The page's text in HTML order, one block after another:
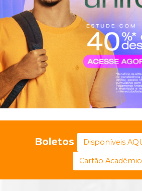
Boletos Disponíveis
Cartão